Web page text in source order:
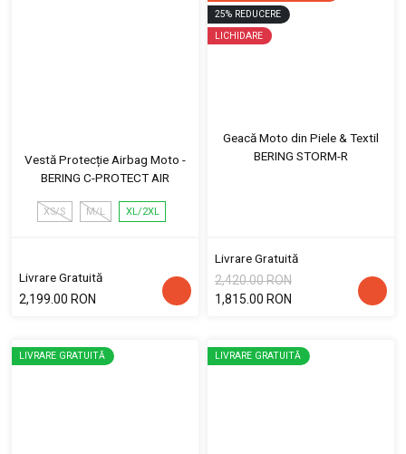
Vestă Protecție Airbag Moto -
BERING C-PROTECT AIR
XS/S M/L XL/2XL
Livrare Gratuită
2,199.00 RON
25% REDUCERE
LICHIDARE
Geacă Moto din Piele & Textil
BERING STORM-R
Livrare Gratuită
2,420.00 RON
1,815.00 RON
LIVRARE GRATUITĂ LIVRARE GRATUITĂ